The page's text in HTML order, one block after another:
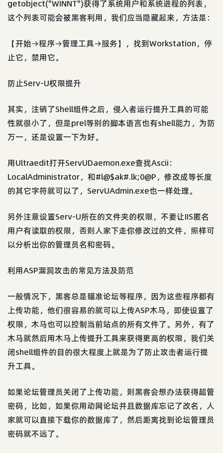
getobject("WINNT")获得了系统用户和系统进程的列表，
这个列表可能会被黑客利用，我们应当隐藏起来，方法是：
【开始→程序→管理工具→服务】，找到Workstation，停
止它，禁用它。
防止Serv-U权限提升
其实，注销了Shell组件之后，侵入者运行提升工具的可能
性就很小了，但是prel等别的脚本语言也有shell能力，为防
万一，还是设置一下为好。
用Ultraedit打开ServUDaemon.exe查找Ascii：
LocalAdministrator，和#l@$ak#.lk;0@P，修改成等长度
的其它字符就可以了，ServUAdmin.exe也一样处理。
另外注意设置Serv-U所在的文件夹的权限，不要让IIS匿名
用户有读取的权限，否则人家下走你修改过的文件，照样可
以分析出你的管理员名和密码。
利用ASP漏洞攻击的常见方法及防范
一般情况下，黑客总是瞄准论坛等程序，因为这些程序都有
上传功能，他们很容易的就可以上传ASP木马，即使设置了
权限，木马也可以控制当前站点的所有文件了。另外，有了
木马就然后用木马上传提升工具来获得更高的权限，我们关
闭shell组件的目的很大程度上就是为了防止攻击者运行提
升工具。
如果论坛管理员关闭了上传功能，则黑客会想办法获得超管
密码，比如，如果你用动网论坛并且数据库忘记了改名，人
家就可以直接下载你的数据库了，然后距离找到论坛管理员
密码就不远了。